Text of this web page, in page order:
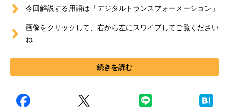
今回解説する用語は「デジタルトランスフォーメーション」
画像をクリックして、右から左にスワイプしてご覧ください
ね
続きを読む